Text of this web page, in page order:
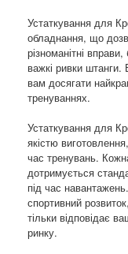
Устаткування для
обладнання, що
різноманітні
важкі ривки
вам досягати
тренуваннях.
Устаткування для
якістю
час тренувань.
дотримується
під час
спортивний
тільки відповідає
ринку.